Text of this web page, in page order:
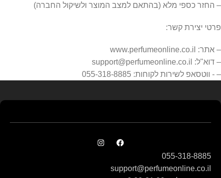
– החזר כספי מלא (בהתאם למצב המוצר ולשיקול החברה)
פרטי יצירת קשר:
– אתר: www.perfumeonline.co.il
– דוא"ל: support@perfumeonline.co.il
– ⁠- ווטסאפ לשירות לקוחות: 055-318-8885
055-318-8885
support@perfumeonline.co.il